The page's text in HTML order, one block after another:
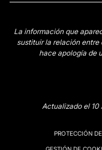
La información que
sustituir la relación
hace apología de
Actualizado el
PROTECCIÓN